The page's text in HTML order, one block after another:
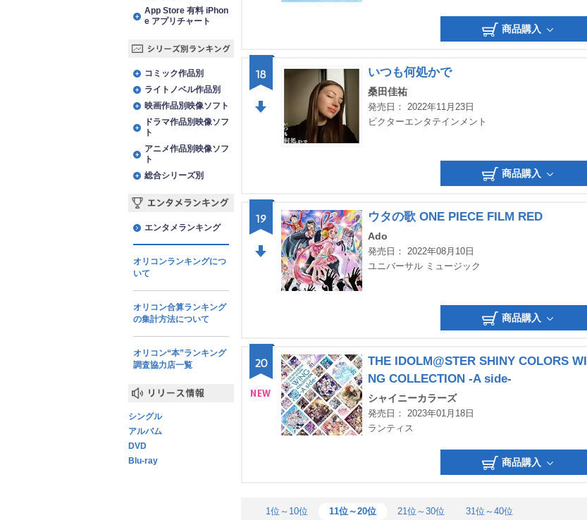
商品購入
18 いつも何処かで
桑田佳祐
発売日： 2022年11月23日
ビクターエンタテインメント
商品購入
19 ウタの歌 ONE PIECE FILM RED
Ado
発売日： 2022年08月10日
ユニバーサル ミュージック
商品購入
20
THE IDOLM@STER SHINY COLORS WI
NG COLLECTION -A side-
シャイニーカラーズ
発売日： 2023年01月18日
ランティス
商品購入
1位～10位 11位～20位 21位～30位
31位～40位
App Store 有料 iPhon
e アプリチャート
コミック作品別
ライトノベル作品別
映画作品別映像ソフト
ドラマ作品別映像ソフ
ト
アニメ作品別映像ソフ
ト
総合シリーズ別
エンタメランキング
オリコンランキングにつ
いて
オリコン合算ランキング
の集計方法について
オリコン“本”ランキング
調査協力店一覧
シングル
アルバム
DVD
Blu-ray